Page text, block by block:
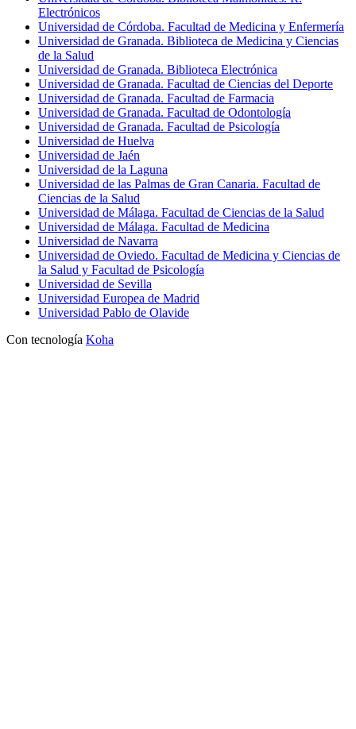
Electrónicos
Universidad de Córdoba. Facultad de Medicina y Enfermería
Universidad de Granada. Biblioteca de Medicina y Ciencias
de la Salud
Universidad de Granada. Biblioteca Electrónica
Universidad de Granada. Facultad de Ciencias del Deporte
Universidad de Granada. Facultad de Farmacia
Universidad de Granada. Facultad de Odontología
Universidad de Granada. Facultad de Psicología
Universidad de Huelva
Universidad de Jaén
Universidad de la Laguna
Universidad de las Palmas de Gran Canaria. Facultad de
Ciencias de la Salud
Universidad de Málaga. Facultad de Ciencias de la Salud
Universidad de Málaga. Facultad de Medicina
Universidad de Navarra
Universidad de Oviedo. Facultad de Medicina y Ciencias de
la Salud y Facultad de Psicología
Universidad de Sevilla
Universidad Europea de Madrid
Universidad Pablo de Olavide
Con tecnología Koha